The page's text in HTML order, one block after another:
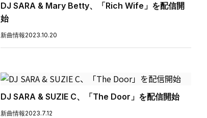
DJ SARA & Mary Betty、「Rich Wife」を配信開
始
新曲情報2023.10.20
DJ SARA & SUZIE C、「The Door」を配信開始
新曲情報2023.7.12